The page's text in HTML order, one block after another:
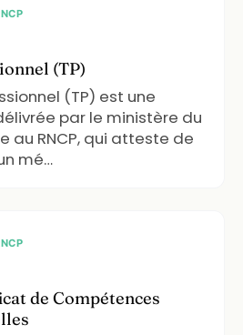
(TP)
(TP) est une
par le ministère du
au RNCP, qui atteste de
mé…
de Compétences